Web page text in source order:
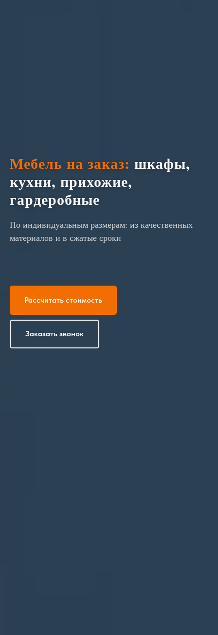
Мебель на заказ: шкафы,
кухни, прихожие,
гардеробные
По индивидуальным размерам: из качественных
материалов и в сжатые сроки
Рассчитать стоимость
Заказать звонок